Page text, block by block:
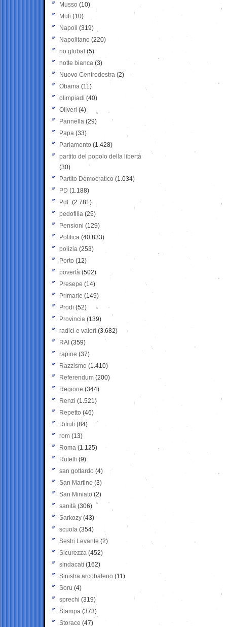
Musso (10)
Muti (10)
Napoli (319)
Napolitano (220)
no global (5)
notte bianca (3)
Nuovo Centrodestra (2)
Obama (11)
olimpiadi (40)
Oliveri (4)
Pannella (29)
Papa (33)
Parlamento (1.428)
partito del popolo della libertà
(30)
Partito Democratico (1.034)
PD (1.188)
PdL (2.781)
pedofilia (25)
Pensioni (129)
Politica (40.833)
polizia (253)
Porto (12)
povertà (502)
Presepe (14)
Primarie (149)
Prodi (52)
Provincia (139)
radici e valori (3.682)
RAI (359)
rapine (37)
Razzismo (1.410)
Referendum (200)
Regione (344)
Renzi (1.521)
Repetto (46)
Rifiuti (84)
rom (13)
Roma (1.125)
Rutelli (9)
san gottardo (4)
San Martino (3)
San Miniato (2)
sanità (306)
Sarkozy (43)
scuola (354)
Sestri Levante (2)
Sicurezza (452)
sindacati (162)
Sinistra arcobaleno (11)
Soru (4)
sprechi (319)
Stampa (373)
Storace (47)